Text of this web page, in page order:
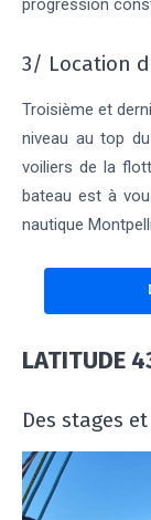
progression
3/ Location
Troisième et
niveau au top
voiliers de la
bateau est à
nautique
LATITUDE
Des stages